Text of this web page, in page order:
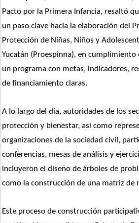
Pacto por la Primera Infancia, resaltó
un paso clave hacia la elaboración del
Protección de Niñas, Niños y
Yucatán (Proespinna), en
un programa con metas, indicadores,
de financiamiento claras.
A lo largo del día, autoridades de los
protección y bienestar, así como
organizaciones de la sociedad civil,
conferencias, mesas de análisis y
incluyeron el diseño de árboles de
como la construcción de una matriz de
Este proceso de construcción